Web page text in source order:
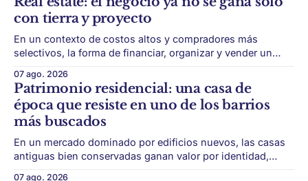
ciudad. La futura Línea F del subte busca mejorar la
conexión
con tierra y proyecto
En un contexto de costos altos y compradores más
selectivos, la forma de financiar, organizar y vender un
éxito de un desarrollo inmobiliario ya no depende solo de
conseguir un buen terreno. En un mercado más exigente,
la estructura financiera, legal
07 ago. 2026
Patrimonio residencial: una casa de
época que resiste en uno de los barrios
más buscados
En un mercado dominado por edificios nuevos, las casas
antiguas bien conservadas ganan valor por identidad,
07 ago. 2026